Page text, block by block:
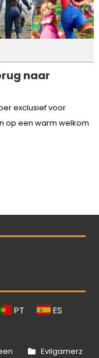
naar
exclusief voor
op een warm welkom
PT ES
Evilgamerz